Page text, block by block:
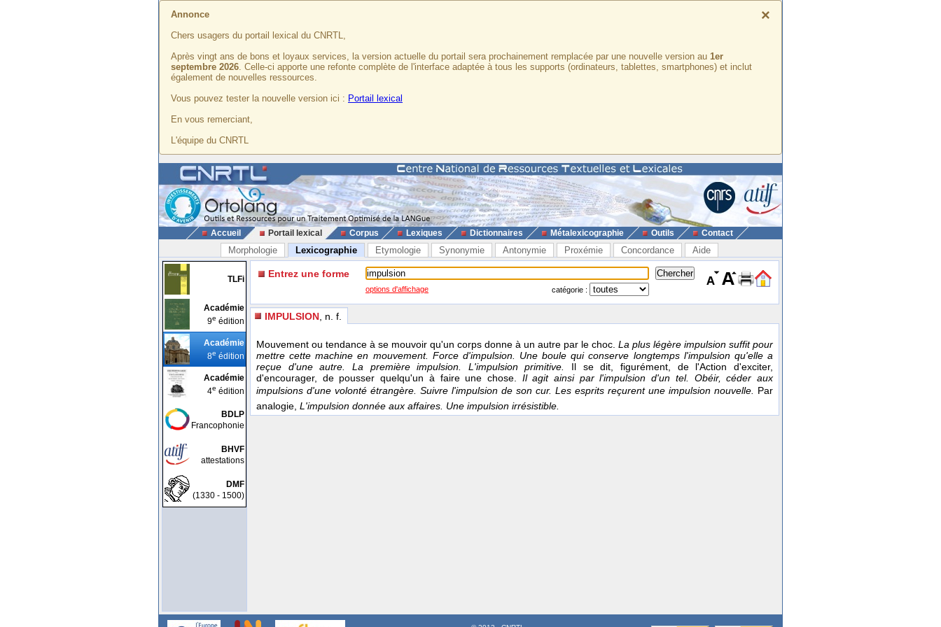
×
Annonce
Chers usagers du portail lexical du CNRTL,
Après vingt ans de bons et loyaux services, la version actuelle du portail sera prochainement remplacée par une nouvelle version au 1er
septembre 2026. Celle-ci apporte une refonte complète de l'interface adaptée à tous les supports (ordinateurs, tablettes, smartphones) et inclut
également de nouvelles ressources.
Vous pouvez tester la nouvelle version ici : Portail lexical
En vous remerciant,
L'équipe du CNRTL
Accueil Portail lexical Corpus Lexiques Dictionnaires Métalexicographie Outils Contact
Morphologie Lexicographie Etymologie Synonymie Antonymie Proxémie Concordance Aide
TLFi
Académie
9e édition
Académie
8e édition
Académie
4e édition
BDLP
Francophonie
BHVF
attestations
DMF
(1330 - 1500)
Entrez une forme
options d'affichage catégorie :
IMPULSION , n. f.
Mouvement ou tendance à se mouvoir qu'un corps donne à un autre par le choc. La plus légère impulsion suffit pour
mettre cette machine en mouvement. Force d'impulsion. Une boule qui conserve longtemps l'impulsion qu'elle a
reçue d'une autre. La première impulsion. L'impulsion primitive. Il se dit, figurément, de l'Action d'exciter,
d'encourager, de pousser quelqu'un à faire une chose. Il agit ainsi par l'impulsion d'un tel. Obéir, céder aux
impulsions d'une volonté étrangère. Suivre l'impulsion de son cur. Les esprits reçurent une impulsion nouvelle. Par
analogie, L'impulsion donnée aux affaires. Une impulsion irrésistible.